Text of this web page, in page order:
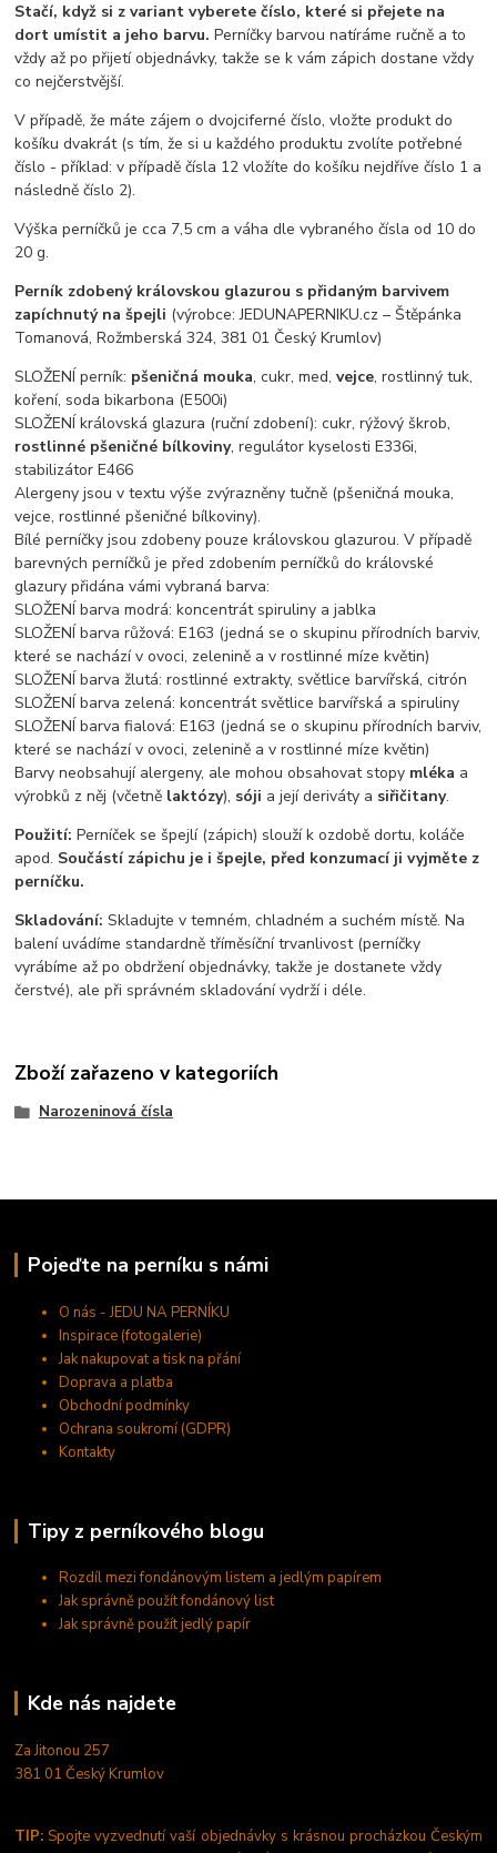
Stačí, když si z variant vyberete číslo, které si přejete na
dort umístit a jeho barvu. Perníčky barvou natíráme ručně a to
vždy až po přijetí objednávky, takže se k vám zápich dostane vždy
co nejčerstvější.
V případě, že máte zájem o dvojciferné číslo, vložte produkt do
košíku dvakrát (s tím, že si u každého produktu zvolíte potřebné
číslo - příklad: v případě čísla 12 vložíte do košíku nejdříve číslo 1 a
následně číslo 2).
Výška perníčků je cca 7,5 cm a váha dle vybraného čísla od 10 do
20 g.
Perník zdobený královskou glazurou s přidaným barvivem
zapíchnutý na špejli (výrobce: JEDUNAPERNIKU.cz – Štěpánka
Tomanová, Rožmberská 324, 381 01 Český Krumlov)
SLOŽENÍ perník: pšeničná mouka, cukr, med,vejce, rostlinný tuk,
koření, soda bikarbona (E500i)
SLOŽENÍ královská glazura (ruční zdobení): cukr, rýžový škrob,
rostlinné pšeničné bílkoviny, regulátor kyselosti E336i,
stabilizátor E466
Alergeny jsou v textu výše zvýrazněny tučně (pšeničná mouka,
vejce, rostlinné pšeničné bílkoviny).
Bílé perníčky jsou zdobeny pouze královskou glazurou. V případě
barevných perníčků je před zdobením perníčků do královské
glazury přidána vámi vybraná barva:
SLOŽENÍ barva modrá: koncentrát spiruliny a jablka
SLOŽENÍ barva růžová: E163 (jedná se o skupinu přírodních barviv,
které se nachází v ovoci, zelenině a v rostlinné míze květin)
SLOŽENÍ barva žlutá: rostlinné extrakty, světlice barvířská, citrón
SLOŽENÍ barva zelená: koncentrát světlice barvířská a spiruliny
SLOŽENÍ barva fialová: E163 (jedná se o skupinu přírodních barviv,
které se nachází v ovoci, zelenině a v rostlinné míze květin)
Barvy neobsahují alergeny, ale mohou obsahovat stopy mléka a
výrobků z něj (včetně laktózy), sóji a její deriváty a siřičitany.
Použití:Perníček se špejlí (zápich) slouží k ozdobě dortu, koláče
apod. Součástí zápichu je i špejle, před konzumací ji vyjměte z
perníčku.
Skladování: Skladujte v temném, chladném a suchém místě. Na
balení uvádíme standardně tříměsíční trvanlivost (perníčky
vyrábíme až po obdržení objednávky, takže je dostanete vždy
čerstvé), ale při správném skladování vydrží i déle.
Zboží zařazeno v kategoriích
Narozeninová čísla
Pojeďte na perníku s námi
O nás - JEDU NA PERNÍKU
Inspirace (fotogalerie)
Jak nakupovat a tisk na přání
Doprava a platba
Obchodní podmínky
Ochrana soukromí (GDPR)
Kontakty
Tipy z perníkového blogu
Rozdíl mezi fondánovým listem a jedlým papírem
Jak správně použít fondánový list
Jak správně použít jedlý papír
Kde nás najdete
Za Jitonou 257
381 01 Český Krumlov
TIP: Spojte vyzvednutí vaší objednávky s krásnou procházkou Českým